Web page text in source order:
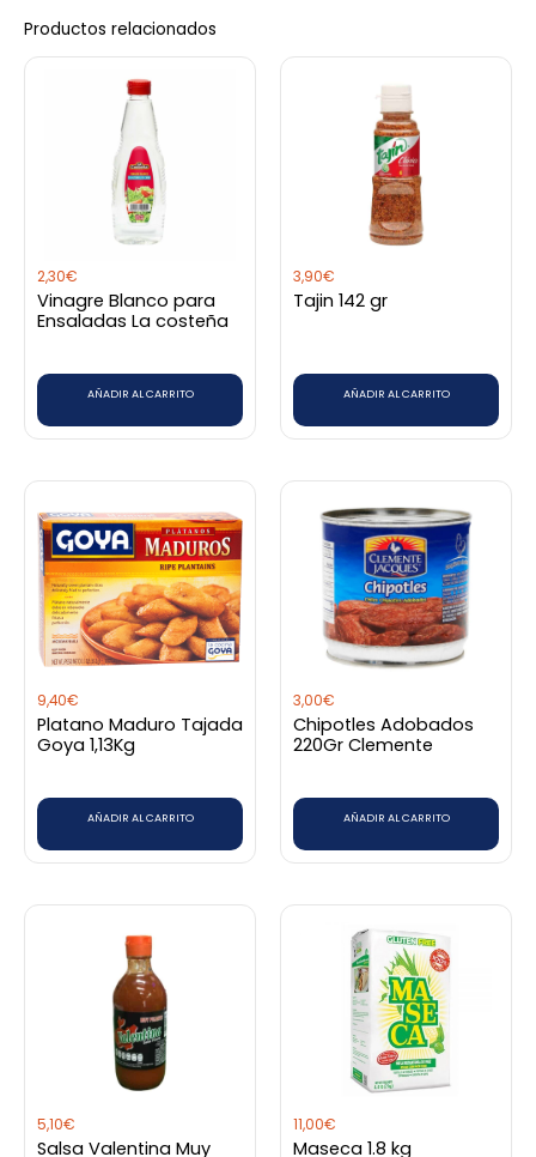
Productos relacionados
2,30€
Vinagre Blanco para
Ensaladas La costeña
AÑADIR AL CARRITO
3,90€
Tajin 142 gr
AÑADIR AL CARRITO
9,40€
Platano Maduro Tajada
Goya 1,13Kg
AÑADIR AL CARRITO
3,00€
Chipotles Adobados
220Gr Clemente
AÑADIR AL CARRITO
5,10€
Salsa Valentina Muy
11,00€
Maseca 1.8 kg